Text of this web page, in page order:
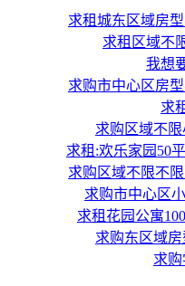
求租城东区域房
求租区域不
我想
求购市中心区房
求
求购区域不
求租:欢乐家园50
求购区域不限不
求购市中心区
求租花园公寓
求购东区域
求